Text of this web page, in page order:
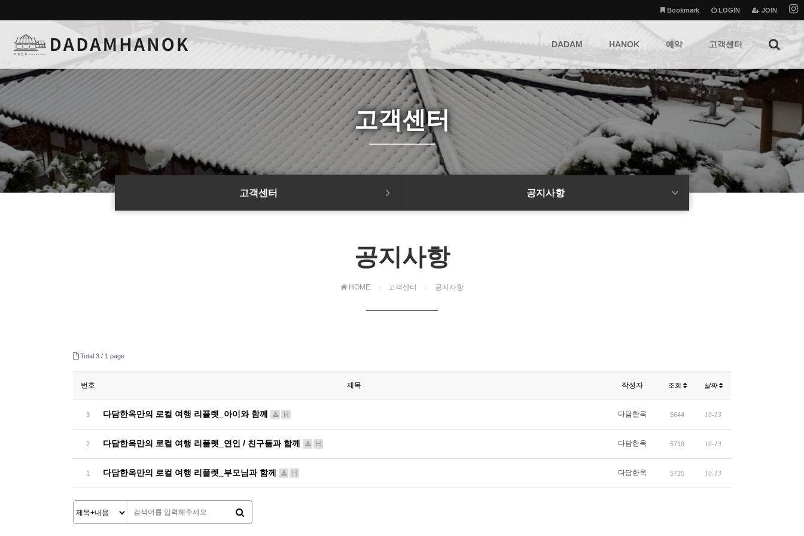
JOIN
LOGIN
Bookmark
DADAM
하위분류
HANOK
하위분류
예약
하위분류
고객센터
하위분류
고객센터
고객센터 공지사항
공지사항
HOME 고객센터 공지사항
Total 3 / 1 page
번호 제목 작성자 조회 날짜
3 다담한옥만의 로컬 여행 리플렛_아이와 함께 H 다담한옥 5644 10-13
2 다담한옥만의 로컬 여행 리플렛_연인 / 친구들과 함께 H 다담한옥 5719 10-13
1 다담한옥만의 로컬 여행 리플렛_부모님과 함께 H 다담한옥 5725 10-13